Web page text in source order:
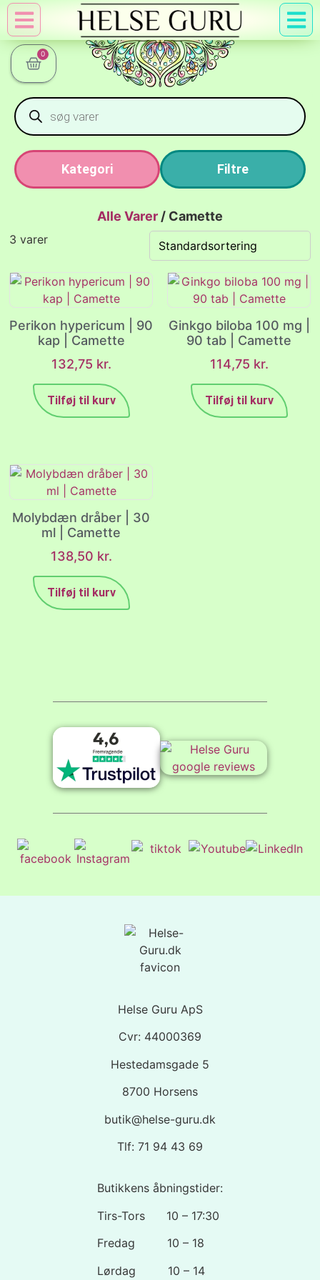
0
Kategori Filtre
Alle Varer / Camette
3 varer
Perikon hypericum | 90
kap | Camette
132,75 kr.
Tilføj til kurv
Ginkgo biloba 100 mg |
90 tab | Camette
114,75 kr.
Tilføj til kurv
Molybdæn dråber | 30
ml | Camette
138,50 kr.
Tilføj til kurv
Helse Guru ApS
Cvr: 44000369
Hestedamsgade 5
8700 Horsens
butik@helse-guru.dk
Tlf: 71 94 43 69
Butikkens åbningstider:
Tirs-Tors 10 – 17:30
Fredag 10 – 18
Lørdag 10 – 14